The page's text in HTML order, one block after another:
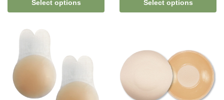
Select options Select options